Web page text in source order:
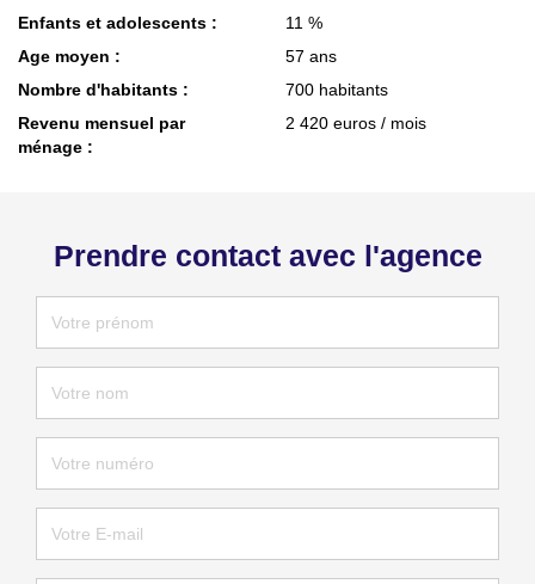
Enfants et adolescents :
11 %
Age moyen :
57 ans
Nombre d'habitants :
700 habitants
Revenu mensuel par
ménage :
2 420 euros / mois
Prendre contact avec l'agence